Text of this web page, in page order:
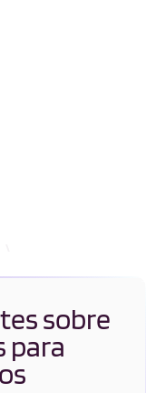
sobre
para